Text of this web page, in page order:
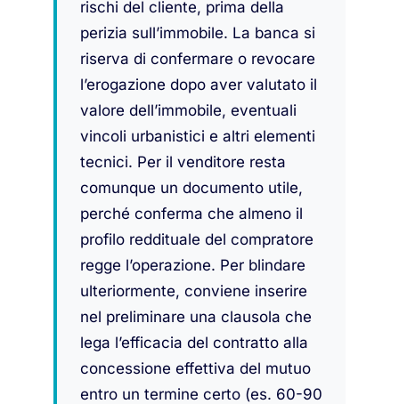
rischi del cliente, prima della
perizia sull’immobile. La banca si
riserva di confermare o revocare
l’erogazione dopo aver valutato il
valore dell’immobile, eventuali
vincoli urbanistici e altri elementi
tecnici. Per il venditore resta
comunque un documento utile,
perché conferma che almeno il
profilo reddituale del compratore
regge l’operazione. Per blindare
ulteriormente, conviene inserire
nel preliminare una clausola che
lega l’efficacia del contratto alla
concessione effettiva del mutuo
entro un termine certo (es. 60-90